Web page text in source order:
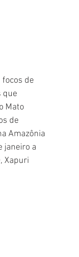
de
que
Mato
de
Amazônia
janeiro a
Xapuri